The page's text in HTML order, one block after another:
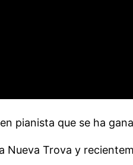
pianista que se ha
Nueva Trova y